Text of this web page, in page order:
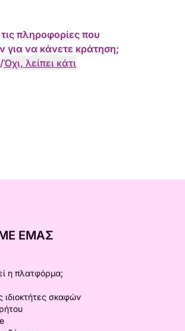
πληροφορίες που
για να κάνετε κράτηση;
/Όχι, λείπει κάτι
ΕΜΆΣ
η πλατφόρμα;
ιδιοκτήτες σκαφών